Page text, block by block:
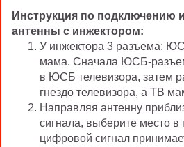
Инструкция по подключению
антенны с инжектором:
У инжектора 3 разъема:
мама. Сначала ЮСБ-
в ЮСБ телевизора, затем
гнездо телевизора, а ТВ
Направляя антенну
сигнала, выберите место
цифровой сигнал